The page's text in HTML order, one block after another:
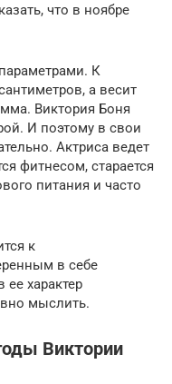
что в ноябре
К
а весит
Виктория Боня
И поэтому в свои
Актриса ведет
фитнесом, старается
питания и часто
к
в себе
характер
мыслить.
Виктории